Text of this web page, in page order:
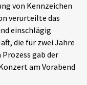
von Kennzeichen
verurteilte das
einschlägig
die für zwei Jahre
gab der
am Vorabend